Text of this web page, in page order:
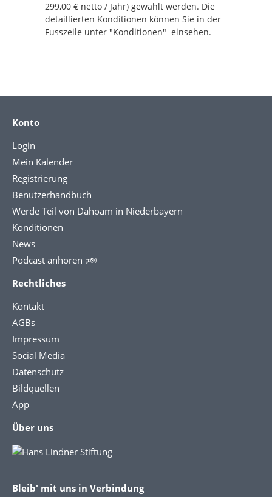
299,00 € netto / Jahr) gewählt werden. Die
detaillierten Konditionen können Sie in der
Fusszeile unter "Konditionen" einsehen.
Konto
Login
Mein Kalender
Registrierung
Benutzerhandbuch
Werde Teil von Dahoam in Niederbayern
Konditionen
News
Podcast anhören 🕬
Rechtliches
Kontakt
AGBs
Impressum
Social Media
Datenschutz
Bildquellen
App
Über uns
Bleib' mit uns in Verbindung